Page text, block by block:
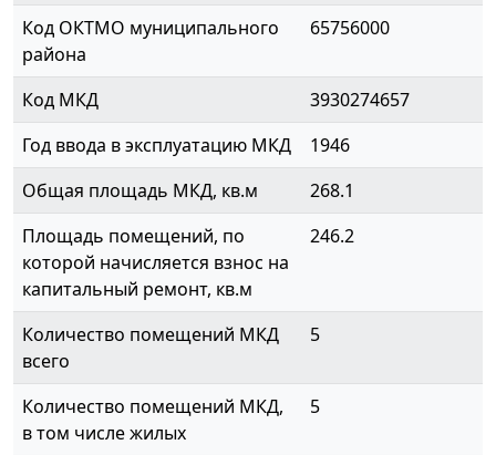
Код ОКТМО муниципального
района
65756000
Код МКД
3930274657
Год ввода в эксплуатацию МКД
1946
Общая площадь МКД, кв.м
268.1
Площадь помещений, по
которой начисляется взнос на
капитальный ремонт, кв.м
246.2
Количество помещений МКД
всего
5
Количество помещений МКД,
в том числе жилых
5